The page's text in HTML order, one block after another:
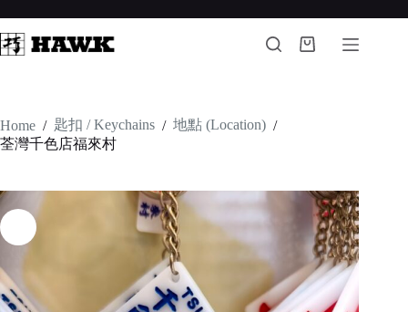
to
content
Shopping
Home / 匙扣 / Keychains / 地點 (Location) /
荃灣千色店福來村